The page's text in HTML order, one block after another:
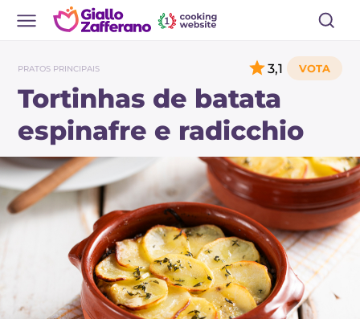
PRATOS PRINCIPAIS
Tortinhas de batata
espinafre e radicchio
3,1